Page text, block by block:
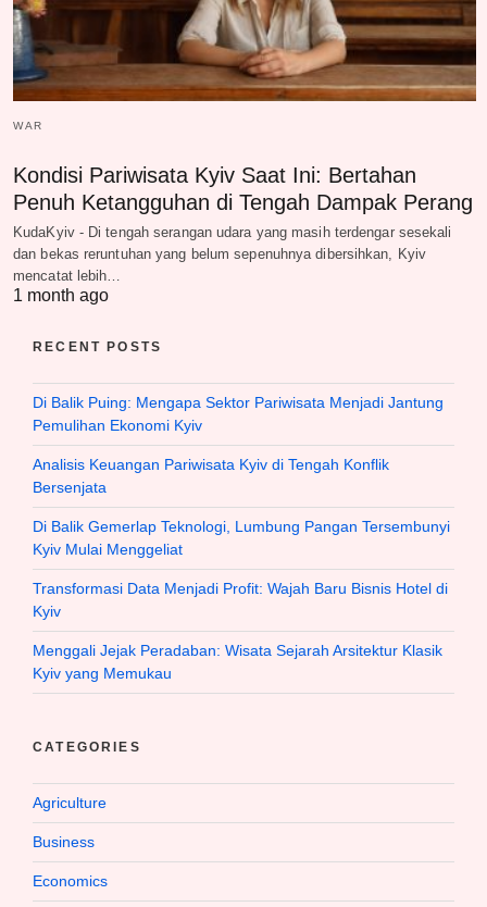
WAR
Kondisi Pariwisata Kyiv Saat Ini: Bertahan
Penuh Ketangguhan di Tengah Dampak Perang
KudaKyiv - Di tengah serangan udara yang masih terdengar sesekali
dan bekas reruntuhan yang belum sepenuhnya dibersihkan, Kyiv
mencatat lebih…
1 month ago
RECENT POSTS
Di Balik Puing: Mengapa Sektor Pariwisata Menjadi Jantung
Pemulihan Ekonomi Kyiv
Analisis Keuangan Pariwisata Kyiv di Tengah Konflik
Bersenjata
Di Balik Gemerlap Teknologi, Lumbung Pangan Tersembunyi
Kyiv Mulai Menggeliat
Transformasi Data Menjadi Profit: Wajah Baru Bisnis Hotel di
Kyiv
Menggali Jejak Peradaban: Wisata Sejarah Arsitektur Klasik
Kyiv yang Memukau
CATEGORIES
Agriculture
Business
Economics